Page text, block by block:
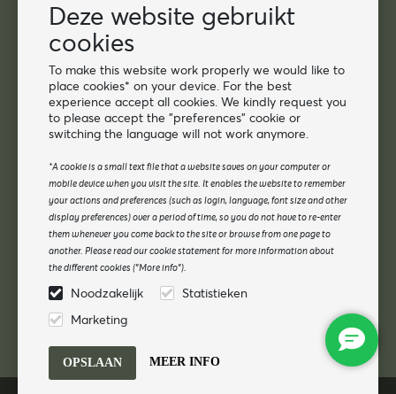
Deze website gebruikt
cookies
To make this website work properly we would like to
place cookies* on your device. For the best
experience accept all cookies. We kindly request you
to please accept the "preferences" cookie or
switching the language will not work anymore.
*A cookie is a small text file that a website saves on your computer or
mobile device when you visit the site. It enables the website to remember
your actions and preferences (such as login, language, font size and other
display preferences) over a period of time, so you do not have to re-enter
them whenever you come back to the site or browse from one page to
another. Please read our cookie statement for more information about
the different cookies ("More info").
Noodzakelijk
Statistieken
Marketing
MEER INFO
Contact
Groothandel Van Os Imports B.V.
E-mail: info@vanosimports.nl
Telefoon: 0348-451219
WhatsApp ons!
Vind onze dealers
Nieuwsbrief
Aanmelden voor de nieuwsbrief
Volg ons